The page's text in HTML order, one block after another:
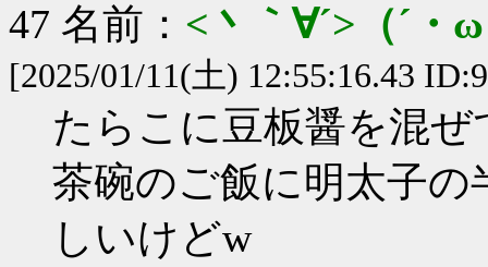
47 名前： <丶｀∀´>（´
[2025/01/11(土) 12:55:16.43
たらこに豆板醤を混
茶碗のご飯に明太子
しいけどw